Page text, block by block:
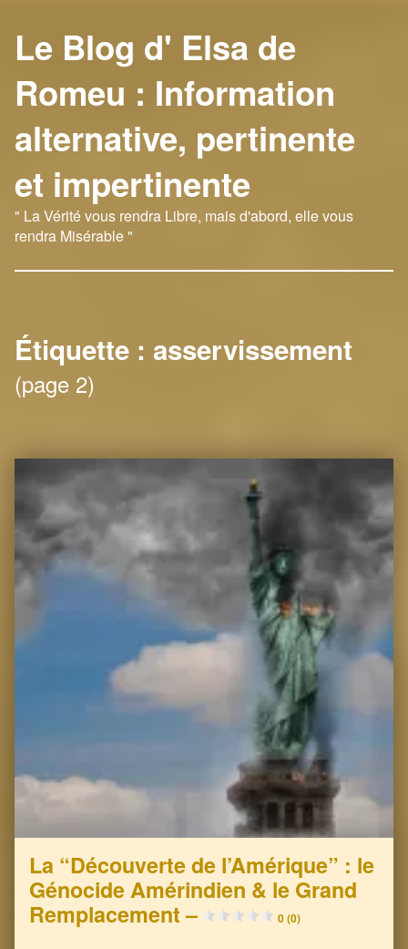
Le Blog d' Elsa de
Romeu : Information
alternative, pertinente
et impertinente
" La Vérité vous rendra Libre, mais d'abord, elle vous
rendra Misérable "
Étiquette : asservissement
(page 2)
La “Découverte de l’Amérique” : le
Génocide Amérindien & le Grand
Remplacement –
0 (0)